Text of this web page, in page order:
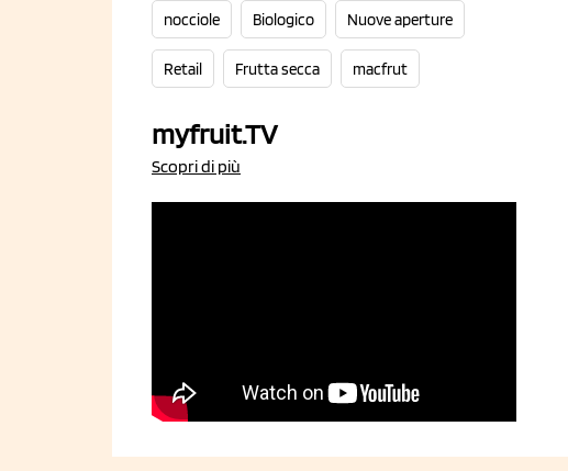
nocciole Biologico Nuove aperture
Retail Frutta secca macfrut
myfruit.TV
Scopri di più